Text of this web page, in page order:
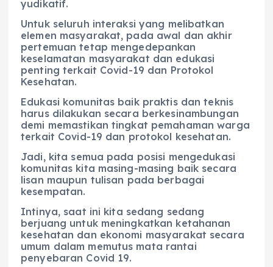
yudikatif.
Untuk seluruh interaksi yang melibatkan
elemen masyarakat, pada awal dan akhir
pertemuan tetap mengedepankan
keselamatan masyarakat dan edukasi
penting terkait Covid-19 dan Protokol
Kesehatan.
Edukasi komunitas baik praktis dan teknis
harus dilakukan secara berkesinambungan
demi memastikan tingkat pemahaman warga
terkait Covid-19 dan protokol kesehatan.
Jadi, kita semua pada posisi mengedukasi
komunitas kita masing-masing baik secara
lisan maupun tulisan pada berbagai
kesempatan.
Intinya, saat ini kita sedang sedang
berjuang untuk meningkatkan ketahanan
kesehatan dan ekonomi masyarakat secara
umum dalam memutus mata rantai
penyebaran Covid 19.